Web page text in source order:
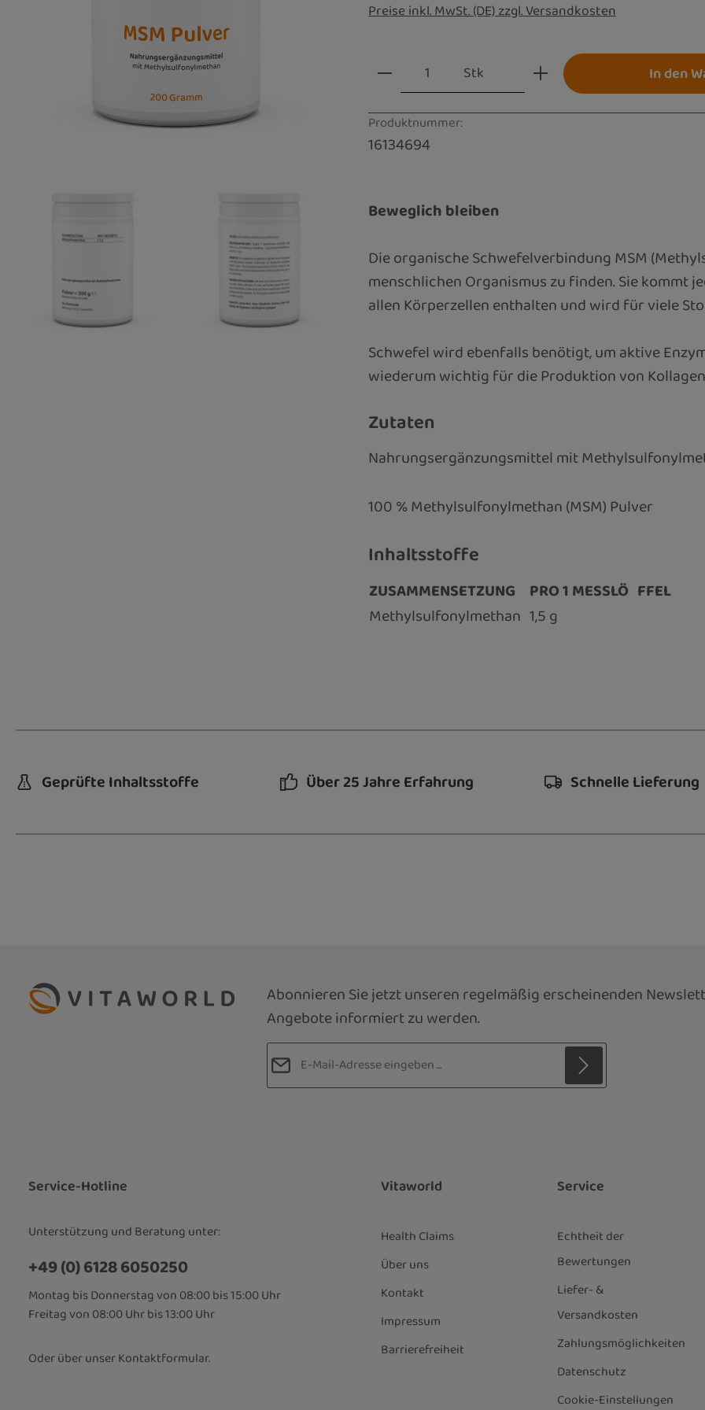
Preise inkl. MwSt. (DE) zzgl. Versandkosten
Produkt Anzahl: Gib den gewünschten
Stk In den
Produktnummer:
16134694
Beweglich bleiben
Die organische Schwefelverbindung MSM
menschlichen Organismus zu finden. Sie kommt
allen Körperzellen enthalten und wird für viele
Schwefel wird ebenfalls benötigt, um aktive
wiederum wichtig für die Produktion von
Zutaten
Nahrungsergänzungsmittel mit
100 % Methylsulfonylmethan (MSM) Pulver
Inhaltsstoffe
ZUSAMMENSETZUNG PRO 1 MESSLÖ FFEL
Methylsulfonylmethan 1,5 g
Geprüfte Inhaltsstoffe Über 25 Jahre Erfahrung Schnelle Lieferung
Abonnieren Sie jetzt unseren regelmäßig erscheinenden
Angebote informiert zu werden.
E-Mail-Adresse*
bin mit ihnen einverstanden.
Service-Hotline
Unterstützung und Beratung unter:
+49 (0) 6128 6050250
Montag bis Donnerstag von 08:00 bis 15:00 Uhr
Freitag von 08:00 Uhr bis 13:00 Uhr
Oder über unserKontaktformular.
Vitaworld
Health Claims
Über uns
Kontakt
Impressum
Barrierefreiheit
Service
Echtheit der
Bewertungen
Liefer- &
Versandkosten
Zahlungsmöglichkeiten
Datenschutz
Cookie-Einstellungen